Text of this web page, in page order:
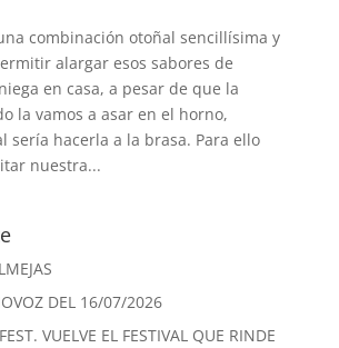
combinación otoñal sencillísima y
alargar esos sabores de
en casa, a pesar de que la
la vamos a asar en el horno,
sería hacerla a la brasa. Para ello
nuestra...
DEL 16/07/2026
VUELVE EL FESTIVAL QUE RINDE